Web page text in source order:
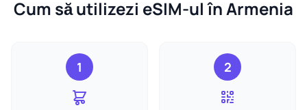
Cum să utilizezi eSIM-ul în Armenia
1 2